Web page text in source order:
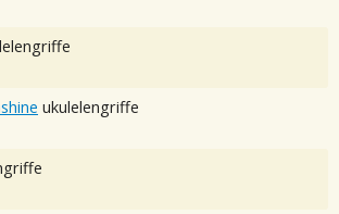
ukulelengriffe